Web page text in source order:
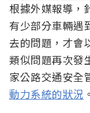
根據外媒報導，
有少部分車輛遇
去的問題，才會
類似問題再次發
家公路交通安全
動力系統的狀況 。